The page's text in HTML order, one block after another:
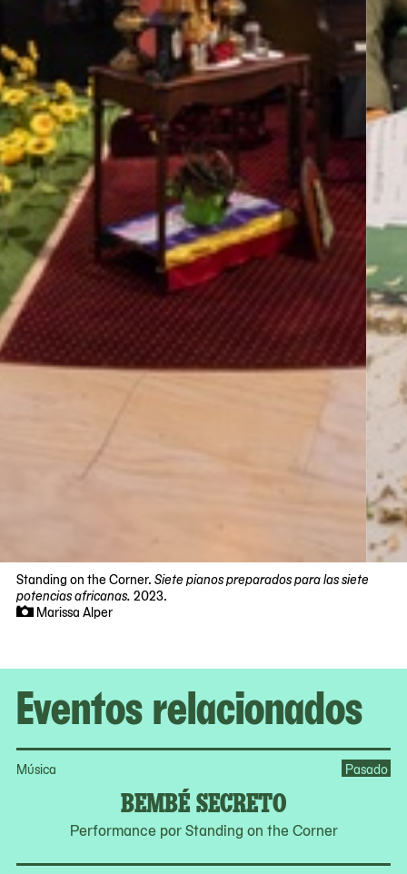
Standing on the Corner. Siete pianos preparados para las siete
potencias africanas. 2023.
Marissa Alper
slide
Eventos relacionados
Música
BEMBÉ SECRETO
Performance por Standing on the Corner
Pasado